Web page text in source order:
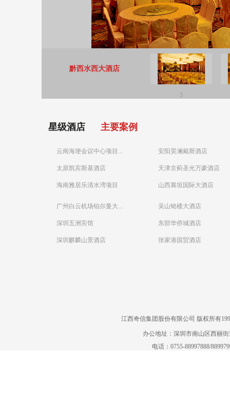
黔西水西大酒店
3
星级酒店 主要案例
云南海埂会议中心项目...
太原凯宾斯基酒店
海南雅居乐清水湾项目
广州白云机场铂尔曼大...
深圳五洲宾馆
深圳麒麟山景酒店
安阳昊澜戴斯酒店
天津京蓟圣光万豪酒店
山西襄垣国际大酒店
吴山铭楼大酒店
东部华侨城酒店
张家港国贸酒店
江西奇信集团股份有限公司 版权所有
办公地址：深圳市南山区西丽
电话：0755-88997888/